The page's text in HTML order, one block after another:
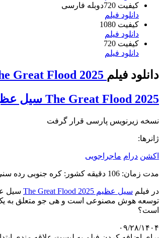
کیفیت 720دوبله فارسی
دانلود فیلم
کیفیت 1080
دانلود فیلم
کیفیت 720
دانلود فیلم
دانلود فیلم
The Great Flood 2025 سیل
نسخه زیرنویس پارسی قرار گرفت
ژانرها:
اکشن درام ماجراجویی
مدت زمان: 106 دقیقه کشور: کره جنوبی رده سنی: TV-MA
در فیلم سیل عظیم The Great Flood 2025
سیل
توسعه هوش مصنوعی است و هی جو متعلق به یک
است؟
۰۹/۲۸/۱۴۰۴